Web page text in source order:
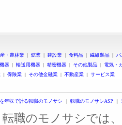
・農林業 | 鉱業 | 建設業 | 食料品 | 繊維製品 |
器 | 輸送用機器 | 精密機器 | その他製品 | 電気・
| 保険業 | その他金融業 | 不動産業 | サービス業
を年収で計る転職のモノサシ ｜ 転職のモノサシASP ｜
職のモノサシでは